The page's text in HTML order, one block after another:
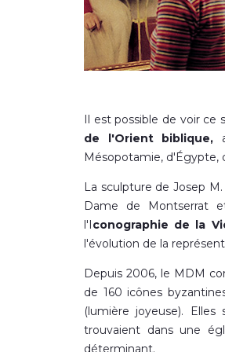
Il est possible de voir ce
de l'Orient biblique,
Mésopotamie, d'Égypte,
La sculpture de Josep
Dame de Montserrat
l'Iconographie de la
l'évolution de la
Depuis 2006, le MDM
de 160 icônes
(lumière joyeuse).
trouvaient dans une
déterminant.